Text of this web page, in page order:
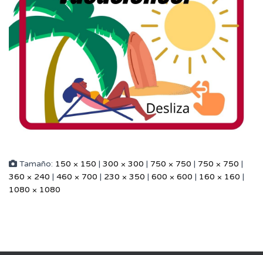
Tamaño: 150 × 150 | 300 × 300 | 750 × 750 | 750 × 750 |
360 × 240 | 460 × 700 | 230 × 350 | 600 × 600 | 160 × 160 |
1080 × 1080